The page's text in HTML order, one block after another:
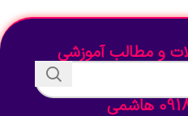
و مطالب آموزشی